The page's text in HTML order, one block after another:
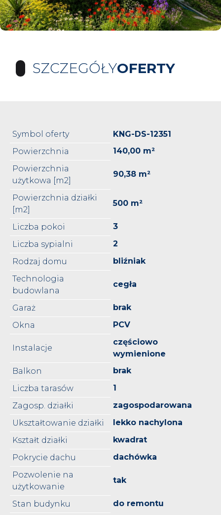
SZCZEGÓŁYOFERTY
Symbol oferty
KNG-DS-12351
Powierzchnia
140,00 m²
Powierzchnia
użytkowa [m2]
90,38 m²
Powierzchnia działki
[m2]
500 m²
Liczba pokoi
3
Liczba sypialni
2
Rodzaj domu
bliźniak
Technologia
budowlana
cegła
Garaż
brak
Okna
PCV
Instalacje
częściowo
wymienione
Balkon
brak
Liczba tarasów
1
Zagosp. działki
zagospodarowana
Ukształtowanie działki
lekko nachylona
Kształt działki
kwadrat
Pokrycie dachu
dachówka
Pozwolenie na
użytkowanie
tak
Stan budynku
do remontu